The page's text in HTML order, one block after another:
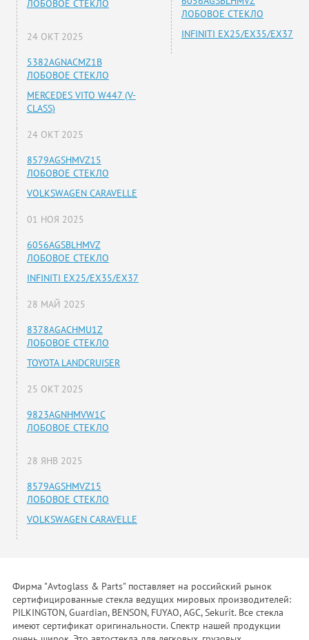
ЛОБОВОЕ СТЕКЛО
24 ОКТ 2025
5382AGNACMZ1B
ЛОБОВОЕ СТЕКЛО
MERCEDES VITO W447 (V-
CLASS)
24 ОКТ 2025
8579AGSHMVZ15
ЛОБОВОЕ СТЕКЛО
VOLKSWAGEN CARAVELLE
01 НОЯ 2025
6056AGSBLHMVZ
ЛОБОВОЕ СТЕКЛО
INFINITI EX25/EX35/EX37
28 МАЙ 2025
8378AGACHMU1Z
ЛОБОВОЕ СТЕКЛО
TOYOTA LANDCRUISER
25 ОКТ 2025
9823AGNHMVW1C
ЛОБОВОЕ СТЕКЛО
28 ЯНВ 2025
8579AGSHMVZ15
ЛОБОВОЕ СТЕКЛО
VOLKSWAGEN CARAVELLE
ЛОБОВОЕ СТЕКЛО
INFINITI EX25/EX35/EX37
Фирма "Avtoglass & Parts" поставляет на российский рынок
сертифицированные стекла ведущих мировых производителей:
PILKINGTON, Guardian, BENSON, FUYAO, AGC, Sekurit. Все стекла
имеют сертификат оригинальности. Спектр нашей продукции